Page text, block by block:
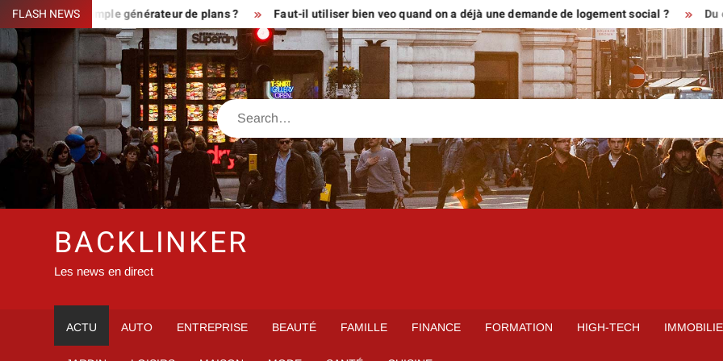
Skip
to
content
FLASH NEWS
ou simple générateur de plans ? Faut-il utiliser bien veo quand on a déjà une demande de logement social ? Du croquis
Search
BACKLINKER
Les news en direct
ACTU AUTO ENTREPRISE BEAUTÉ FAMILLE FINANCE FORMATION HIGH-TECH